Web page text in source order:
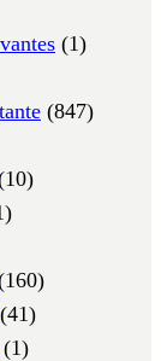
(1)
(847)
(41)
(1)